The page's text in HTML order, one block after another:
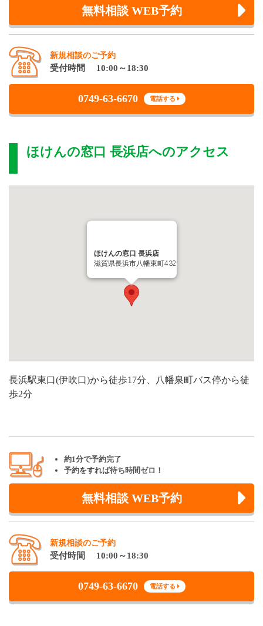
無料相談 WEB予約
新規相談のご予約
受付時間 10:00～18:30
0749-63-6670 電話する
ほけんの窓口 長浜店へのアクセス
ほけんの窓口 長浜店
滋賀県長浜市八幡東町432
長浜駅東口(伊吹口)から徒歩17分、八幡泉町バス停から徒
歩2分
約1分で予約完了
予約をすれば待ち時間ゼロ！
無料相談 WEB予約
新規相談のご予約
受付時間 10:00～18:30
0749-63-6670 電話する